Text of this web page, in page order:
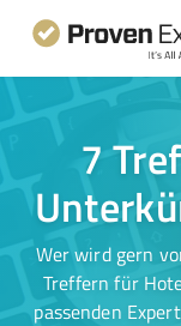
7
Wer wird gern
Treffern für
passenden